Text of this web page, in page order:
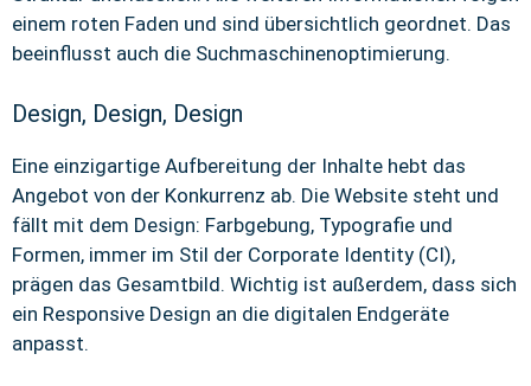
einem roten Faden und sind übersichtlich geordnet. Das
beeinflusst auch die Suchmaschinenoptimierung.
Design, Design, Design
Eine einzigartige Aufbereitung der Inhalte hebt das
Angebot von der Konkurrenz ab. Die Website steht und
fällt mit dem Design: Farbgebung, Typografie und
Formen, immer im Stil der Corporate Identity (CI),
prägen das Gesamtbild. Wichtig ist außerdem, dass sich
ein Responsive Design an die digitalen Endgeräte
anpasst.